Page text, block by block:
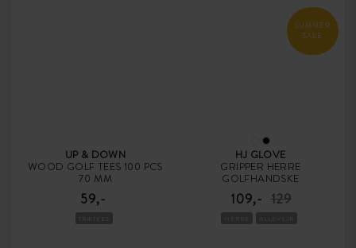
UP & DOWN
WOOD GOLF TEES 100 PCS
70 MM
59,-
SUMMER
SALE
HJ GLOVE
GRIPPER HERRE
GOLFHANDSKE
109,- 129